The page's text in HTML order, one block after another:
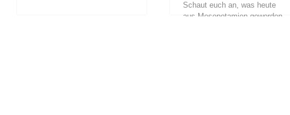
Schaut euch an, was heute
aus Mesopotamien geworden